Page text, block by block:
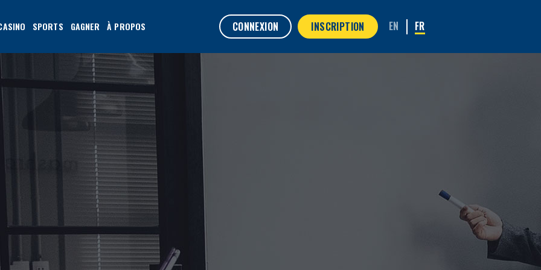
SPORTS GAGNER À PROPOS CONNEXION INSCRIPTION